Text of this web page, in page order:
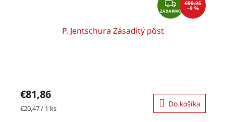
A
D
A
R
ZADARMO
€90,95
–9 %
P. Jentschura Zásaditý pôst
€81,86
Jednotková
€20,47 / 1 ks Do košíka